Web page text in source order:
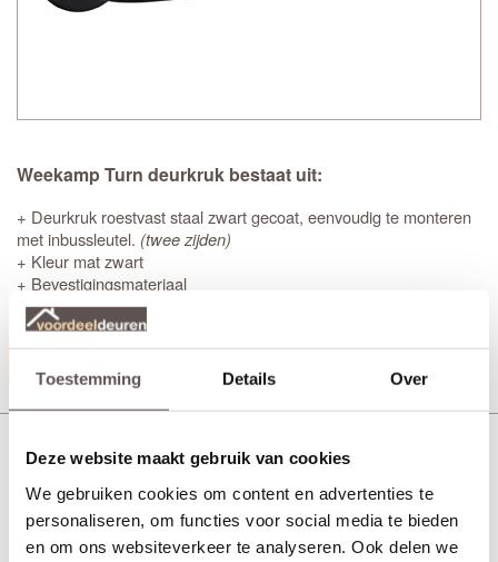
Toestemming Details Over
Deze website maakt gebruik van cookies
We gebruiken cookies om content en advertenties te
personaliseren, om functies voor social media te bieden
en om ons websiteverkeer te analyseren. Ook delen we
Weekamp Turn deurkruk bestaat uit:
+ Deurkruk roestvast staal zwart gecoat, eenvoudig te monteren
met inbussleutel. (twee zijden)
+ Kleur mat zwart
+ Bevestigingsmateriaal
Productinformatie
Weekamp Turn black sleutelrozet rond